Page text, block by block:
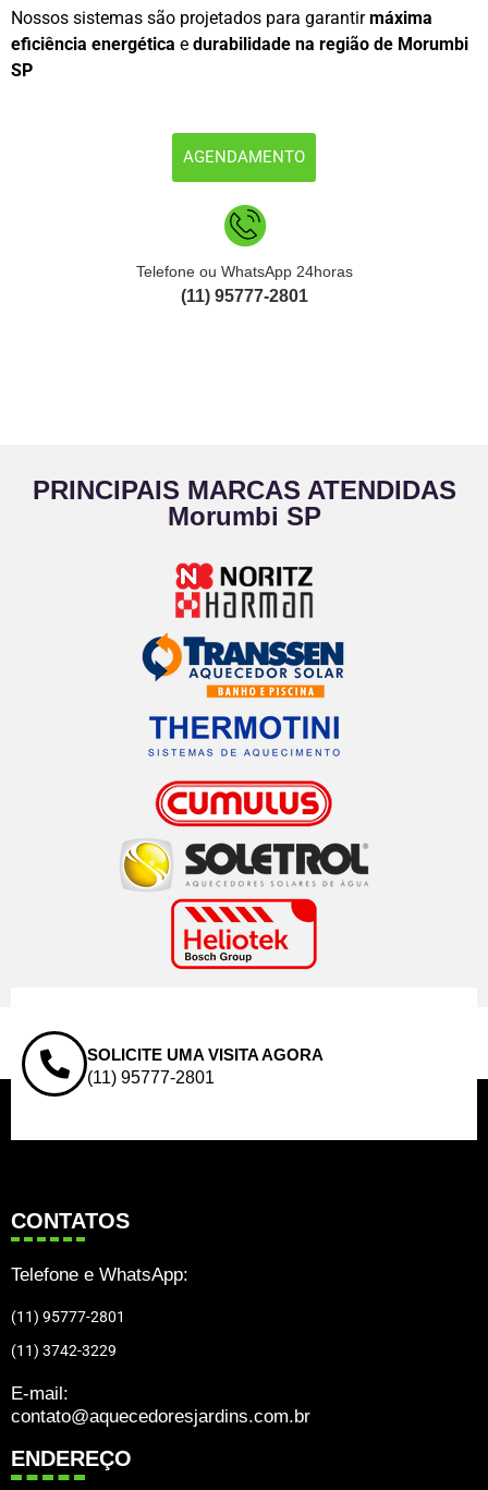
Nossos sistemas são projetados para garantirmáxima
eficiência energética e durabilidade na região de Morumbi
SP
AGENDAMENTO
Telefone ou WhatsApp 24horas
(11) 95777-2801
PRINCIPAIS MARCAS ATENDIDAS
Morumbi SP
SOLICITE UMA VISITA AGORA
(11) 95777-2801
CONTATOS
Telefone e WhatsApp:
(11) 95777-2801
(11) 3742-3229
E-mail:
contato@aquecedoresjardins.com.br
ENDEREÇO